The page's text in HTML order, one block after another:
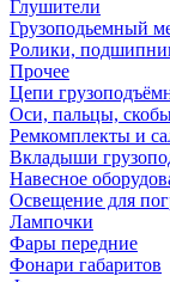
Глушители
Грузоподьемный
Ролики,
Прочее
Цепи
Оси, пальцы,
Ремкомплекты и
Вкладыши
Навесное
Освещение для
Лампочки
Фары передние
Фонари габаритов